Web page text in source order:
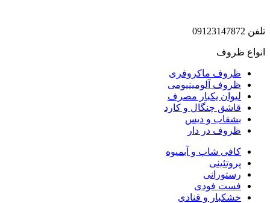
تلفن 09123147872
انواع ظروف
ظروف ماکروفری
ظروف آلومینیومی
لیوان یکبار مصرف
قاشق چنگال و کارد
بشقاب و دیس
ظروف در دار
کافی شاپ و آبمیوه
پروتئینی
رستورانی
فست فودی
خشکبار و قنادی